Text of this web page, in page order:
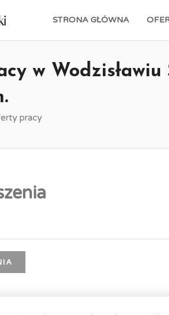
STRONA GŁÓWNA
w Wodzisławiu
pracy